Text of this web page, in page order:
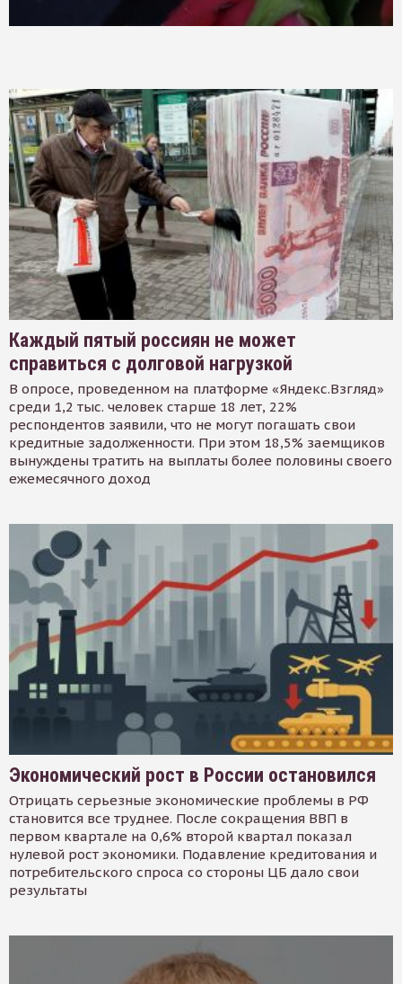
Каждый пятый россиян не может
справиться с долговой нагрузкой
В опросе, проведенном на платформе «Яндекс.Взгляд»
среди 1,2 тыс. человек старше 18 лет, 22%
респондентов заявили, что не могут погашать свои
кредитные задолженности. При этом 18,5% заемщиков
вынуждены тратить на выплаты более половины своего
ежемесячного доход
Экономический рост в России остановился
Отрицать серьезные экономические проблемы в РФ
становится все труднее. После сокращения ВВП в
первом квартале на 0,6% второй квартал показал
нулевой рост экономики. Подавление кредитования и
потребительского спроса со стороны ЦБ дало свои
результаты